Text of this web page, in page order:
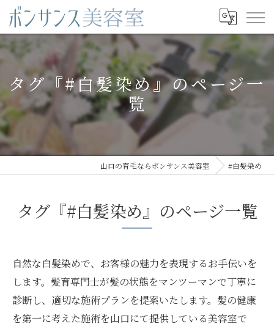
タグ『#白髪染め』のページ一
覧
山口の育毛ならボンサンス美容室 #白髪染め
タグ『#白髪染め』のページ一覧
自然な白髪染めで、お客様の魅力を表現するお手伝いを
します。髪育専門士が髪の状態をマンツーマンで丁寧に
診断し、適切な施術プランを提案いたします。髪の健康
を第一に考えた施術を山口にて提供している美容室で